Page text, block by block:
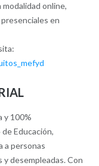
online,
en
y 100%
Educación,
a personas
desempleadas. Con